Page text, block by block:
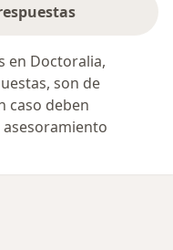
en Doctoralia,
son de
caso deben